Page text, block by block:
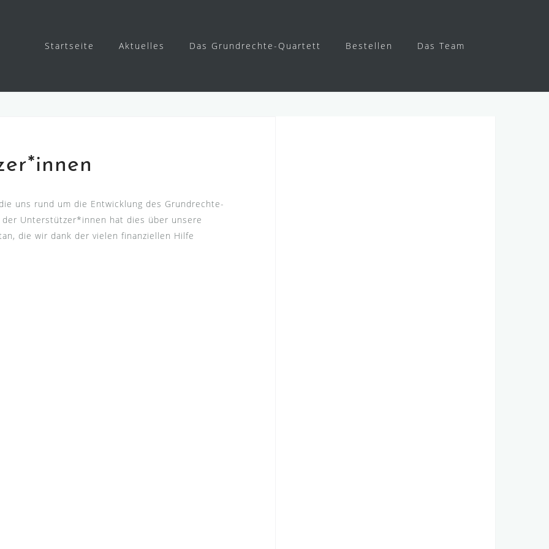
Startseite Aktuelles Das Grundrechte-Quartett Bestellen Das Team
uns rund um die Entwicklung des Grundrechte-
Unterstützer*innen hat dies über unsere
die wir dank der vielen finanziellen Hilfe